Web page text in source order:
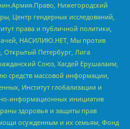
Нижегородский
Центр гендерных исследований,
права и публичной политики,
НАСИЛИЮ.НЕТ, Мы против
Открытый Петербург, Лига
Союз, Хасдей Ерушалаим,
средств массовой информации,
Институт глобализации и
информационных инициатив
здоровья и защиты прав
осужденным и их семьям, Фонд